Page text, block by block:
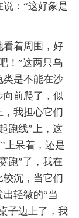
：“这好象是
看着周围，好
！”这两只乌
类是不能在沙
向前爬了，似
我担心它们
跑线”上，这
上呆着，还是
跑”了，我在
沉，当它们
轻微的“当
子边上了，我